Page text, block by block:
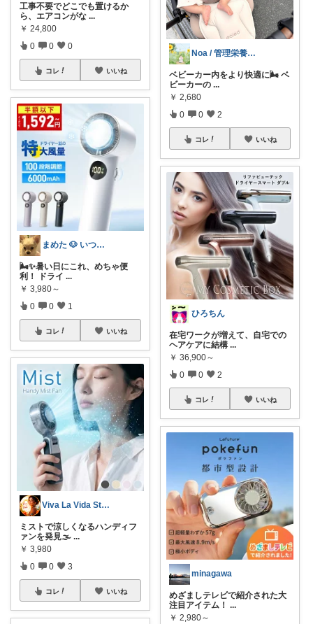
工事不要でどこでも置けるか
ら、エアコンがな ...
￥ 24,800
0 0 0
コレ いいね
まめた 🐶 いつも感謝☺️感謝😄
🌬️✨暑い日にこれ、めちゃ便
利！ ドライ ...
￥ 3,980～
0 0 1
コレ いいね
Viva La Vida Studio
ミストで涼しくなるハンディフ
ァンを発見🌫️ ...
￥ 3,980
0 0 3
コレ いいね
Noa / 管理栄養士ママ
ベビーカー内をより快適に🌬️ ベ
ビーカーの ...
￥ 2,680
0 0 2
コレ いいね
ひろちん
在宅ワークが増えて、自宅での
ヘアケアに結構 ...
￥ 36,900～
0 0 2
コレ いいね
minagawa
めざましテレビで紹介された大
注目アイテム！ ...
￥ 2,980～